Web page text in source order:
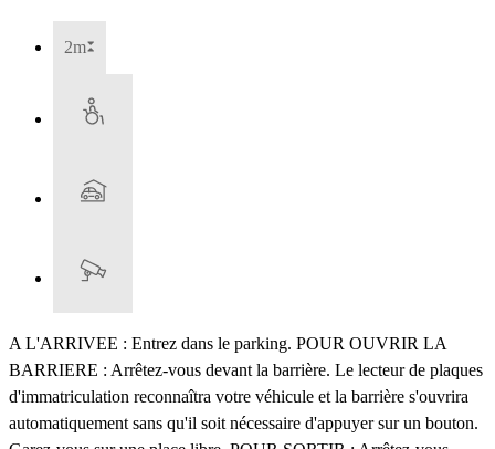
2m
A L'ARRIVEE : Entrez dans le parking. POUR OUVRIR LA
BARRIERE : Arrêtez-vous devant la barrière. Le lecteur de plaques
d'immatriculation reconnaîtra votre véhicule et la barrière s'ouvrira
automatiquement sans qu'il soit nécessaire d'appuyer sur un bouton.